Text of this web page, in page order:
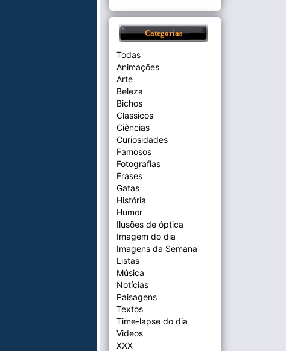
Categorias
Todas
Animações
Arte
Beleza
Bichos
Classicos
Ciências
Curiosidades
Famosos
Fotografias
Frases
Gatas
História
Humor
Ilusões de óptica
Imagem do dia
Imagens da Semana
Listas
Música
Notícias
Paisagens
Textos
Time-lapse do dia
Videos
XXX